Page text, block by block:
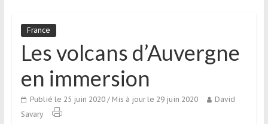
média
sur
tourisme
sportif
qui
s’adresse
France
Les volcans d’Auvergne
en immersion
Publié le 25 juin 2020/ Mis à jour le 29 juin 2020
David
Savary